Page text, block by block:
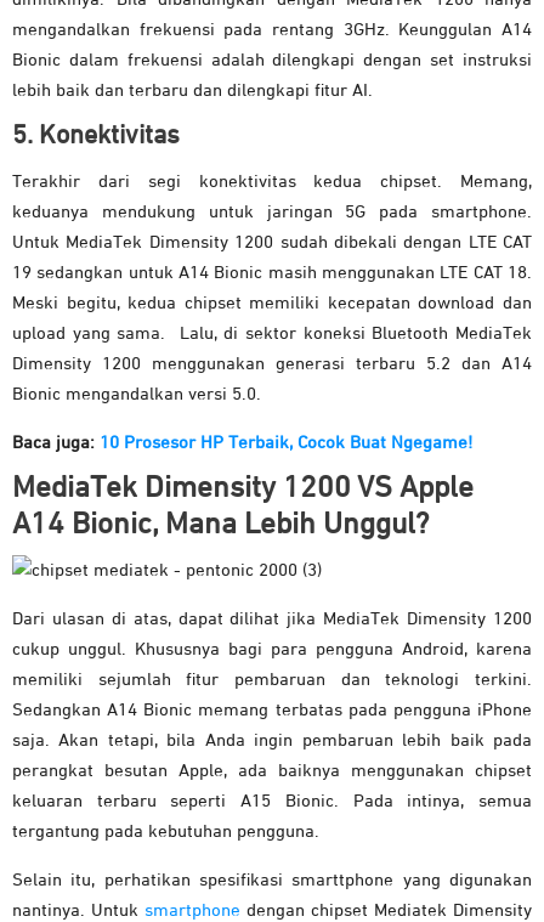
mengandalkan frekuensi pada rentang 3GHz. Keunggulan A14
Bionic dalam frekuensi adalah dilengkapi dengan set instruksi
lebih baik dan terbaru dan dilengkapi fitur AI.
5. Konektivitas
Terakhir dari segi konektivitas kedua chipset. Memang,
keduanya mendukung untuk jaringan 5G pada smartphone.
Untuk MediaTek Dimensity 1200 sudah dibekali dengan LTE CAT
19 sedangkan untuk A14 Bionic masih menggunakan LTE CAT 18.
Meski begitu, kedua chipset memiliki kecepatan download dan
upload yang sama. Lalu, di sektor koneksi Bluetooth MediaTek
Dimensity 1200 menggunakan generasi terbaru 5.2 dan A14
Bionic mengandalkan versi 5.0.
Baca juga: 10 Prosesor HP Terbaik, Cocok Buat Ngegame!
MediaTek Dimensity 1200 VS Apple
A14 Bionic, Mana Lebih Unggul?
Dari ulasan di atas, dapat dilihat jika MediaTek Dimensity 1200
cukup unggul. Khususnya bagi para pengguna Android, karena
memiliki sejumlah fitur pembaruan dan teknologi terkini.
Sedangkan A14 Bionic memang terbatas pada pengguna iPhone
saja. Akan tetapi, bila Anda ingin pembaruan lebih baik pada
perangkat besutan Apple, ada baiknya menggunakan chipset
keluaran terbaru seperti A15 Bionic. Pada intinya, semua
tergantung pada kebutuhan pengguna.
Selain itu, perhatikan spesifikasi smarttphone yang digunakan
nantinya. Untuk smartphone dengan chipset Mediatek Dimensity